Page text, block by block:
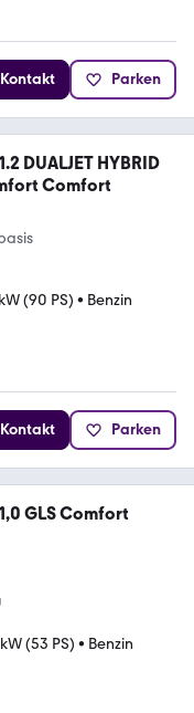
Kontakt Parken
DUALJET HYBRID
Comfort
(90 PS) • Benzin
Kontakt Parken
GLS Comfort
(53 PS) • Benzin